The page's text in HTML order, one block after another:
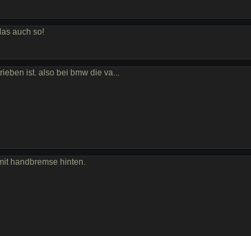
auch so!
ist. also bei bmw die va...
handbremse hinten.